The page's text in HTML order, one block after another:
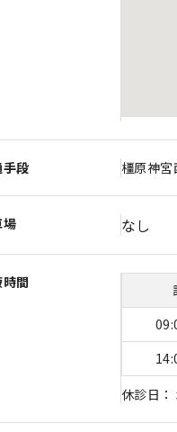
段 橿原神
場 なし
間
休診日：